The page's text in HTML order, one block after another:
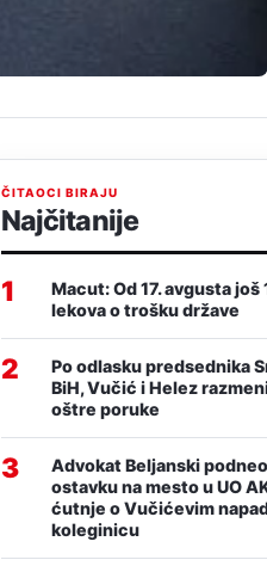
ČITAOCI BIRAJU
Najčitanije
1
Macut: Od 17. avgusta još
lekova o trošku države
2
Po odlasku predsednika
BiH, Vučić i Helez
oštre poruke
3
Advokat Beljanski podneo
ostavku na mesto u UO
ćutnje o Vučićevim
koleginicu